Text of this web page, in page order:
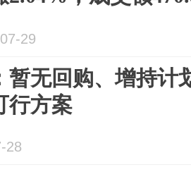
29
暂无回购、增持计
行方案
28